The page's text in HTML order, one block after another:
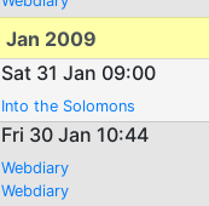
Jan 2009
Sat 31 Jan 09:00
Into the Solomons
Fri 30 Jan 10:44
Webdiary
Webdiary